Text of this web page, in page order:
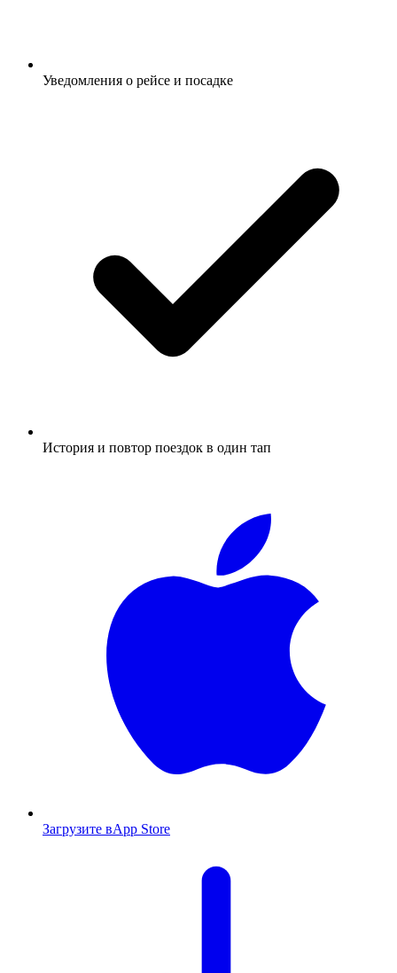
Уведомления о рейсе и посадке
История и повтор поездок в один тап
Загрузите вApp Store